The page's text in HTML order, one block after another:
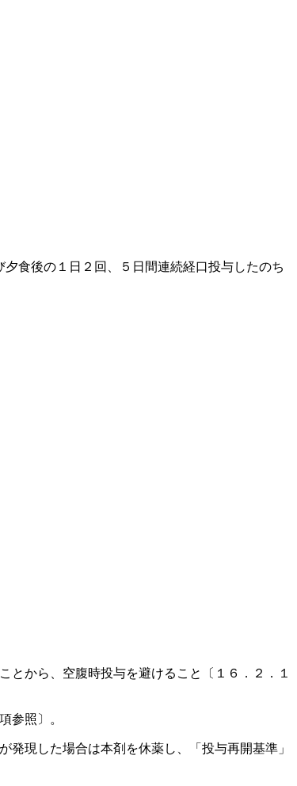
食後の１日２回、５日間連続経口投与したのち
から、空腹時投与を避けること〔１６．２．１
参照〕。
現した場合は本剤を休薬し、「投与再開基準」